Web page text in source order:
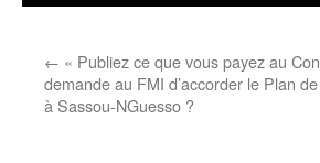
← « Publiez ce que vous payez au
demande au FMI d’accorder le Plan
à Sassou-NGuesso ?